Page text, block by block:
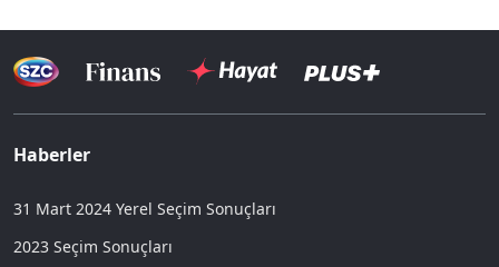
Haberler
31 Mart 2024 Yerel Seçim Sonuçları
2023 Seçim Sonuçları